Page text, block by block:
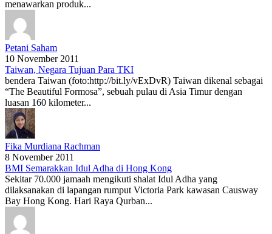
menawarkan produk...
Petani Saham
10 November 2011
Taiwan, Negara Tujuan Para TKI
bendera Taiwan (foto:http://bit.ly/vExDvR) Taiwan dikenal sebagai
“The Beautiful Formosa”, sebuah pulau di Asia Timur dengan
luasan 160 kilometer...
Fika Murdiana Rachman
8 November 2011
BMI Semarakkan Idul Adha di Hong Kong
Sekitar 70.000 jamaah mengikuti shalat Idul Adha yang
dilaksanakan di lapangan rumput Victoria Park kawasan Causway
Bay Hong Kong. Hari Raya Qurban...